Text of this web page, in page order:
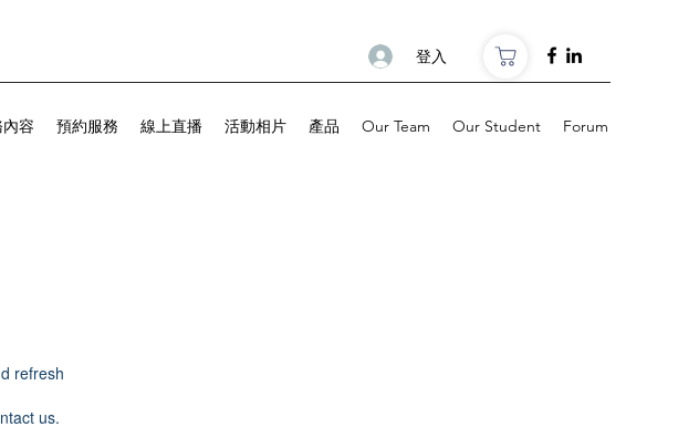
登入
容 預約服務 線上直播 活動相片 產品 Our Team Our Student Forum
refresh
us.